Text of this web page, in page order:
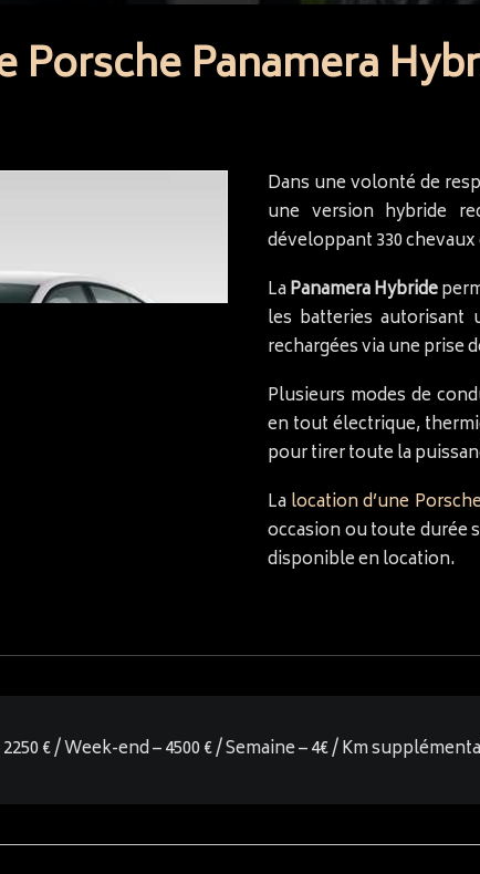
Porsche Panamera
Dans une volonté de
une version hybride
développant 330
LaPanamera Hybride
les batteries autorisant
rechargées via une prise
Plusieurs modes de
en tout électrique,
pour tirer toute la
Lalocation d’une
occasion ou toute durée
disponible en location.
€ / Week-end – 4500 € / Semaine – 4€ / Km